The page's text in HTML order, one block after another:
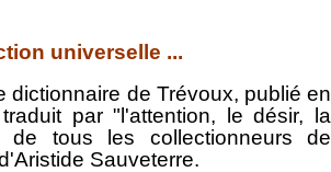
universelle ...
dictionnaire de Trévoux, publié en
par "l'attention, le désir, la
tous les collectionneurs de
Sauveterre.